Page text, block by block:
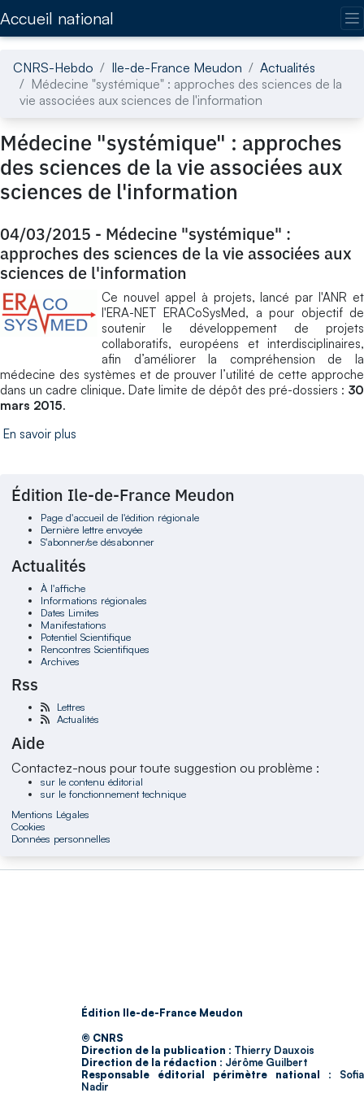
Accueil national
CNRS-Hebdo Ile-de-France Meudon
Actualités
Médecine "systémique" : approches des sciences de la
vie associées aux sciences de l'information
Médecine "systémique" : approches
des sciences de la vie associées aux
sciences de l'information
04/03/2015 - Médecine "systémique" :
approches des sciences de la vie associées aux
sciences de l'information
Ce nouvel appel à projets, lancé par l'ANR et
l'ERA-NET ERACoSysMed, a pour objectif de
soutenir le développement de projets
collaboratifs, européens et interdisciplinaires,
afin d’améliorer la compréhension de la
médecine des systèmes et de prouver l’utilité de cette approche
dans un cadre clinique. Date limite de dépôt des pré-dossiers : 30
mars 2015.
En savoir plus
Édition Ile-de-France Meudon
Page d'accueil de l'édition régionale
Dernière lettre envoyée
S'abonner/se désabonner
Actualités
À l'affiche
Informations régionales
Dates Limites
Manifestations
Potentiel Scientifique
Rencontres Scientifiques
Archives
Rss
Lettres
Actualités
Aide
Contactez-nous pour toute suggestion ou problème :
sur le contenu éditorial
sur le fonctionnement technique
Mentions Légales
Cookies
Données personnelles
Édition Ile-de-France Meudon
© CNRS
Direction de la publication : Thierry Dauxois
Direction de la rédaction : Jérôme Guilbert
Responsable éditorial périmètre national : Sofia
Nadir